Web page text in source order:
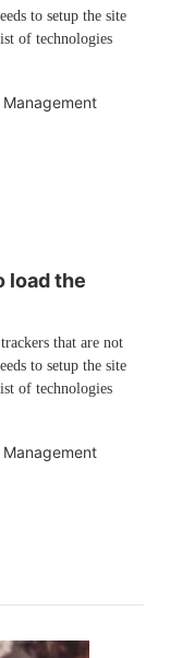
to setup the site
of technologies
load the
that are not
to setup the site
of technologies